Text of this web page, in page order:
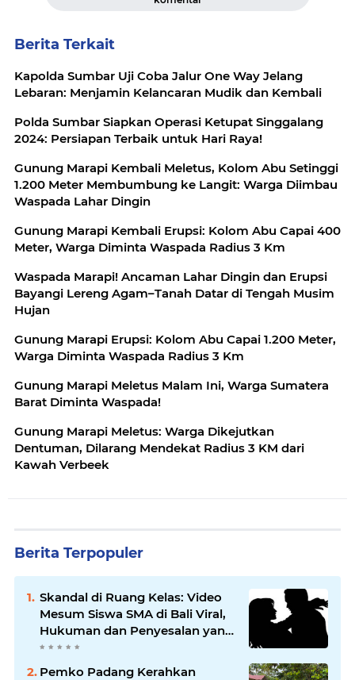
Berita Terkait
Kapolda Sumbar Uji Coba Jalur One Way Jelang
Lebaran: Menjamin Kelancaran Mudik dan Kembali
Polda Sumbar Siapkan Operasi Ketupat Singgalang
2024: Persiapan Terbaik untuk Hari Raya!
Gunung Marapi Kembali Meletus, Kolom Abu Setinggi
1.200 Meter Membumbung ke Langit: Warga Diimbau
Waspada Lahar Dingin
Gunung Marapi Kembali Erupsi: Kolom Abu Capai 400
Meter, Warga Diminta Waspada Radius 3 Km
Waspada Marapi! Ancaman Lahar Dingin dan Erupsi
Bayangi Lereng Agam–Tanah Datar di Tengah Musim
Hujan
Gunung Marapi Erupsi: Kolom Abu Capai 1.200 Meter,
Warga Diminta Waspada Radius 3 Km
Gunung Marapi Meletus Malam Ini, Warga Sumatera
Barat Diminta Waspada!
Gunung Marapi Meletus: Warga Dikejutkan
Dentuman, Dilarang Mendekat Radius 3 KM dari
Kawah Verbeek
Berita Terpopuler
Skandal di Ruang Kelas: Video
Mesum Siswa SMA di Bali Viral,
Hukuman dan Penyesalan yang
Mengikuti
Pemko Padang Kerahkan